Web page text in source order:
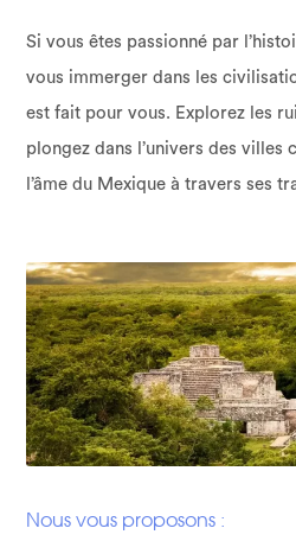
Si vous êtes passionné par
vous immerger dans les
est fait pour vous. Explorez les
plongez dans l’univers des villes
l’âme du Mexique à travers ses
Nous vous proposons :